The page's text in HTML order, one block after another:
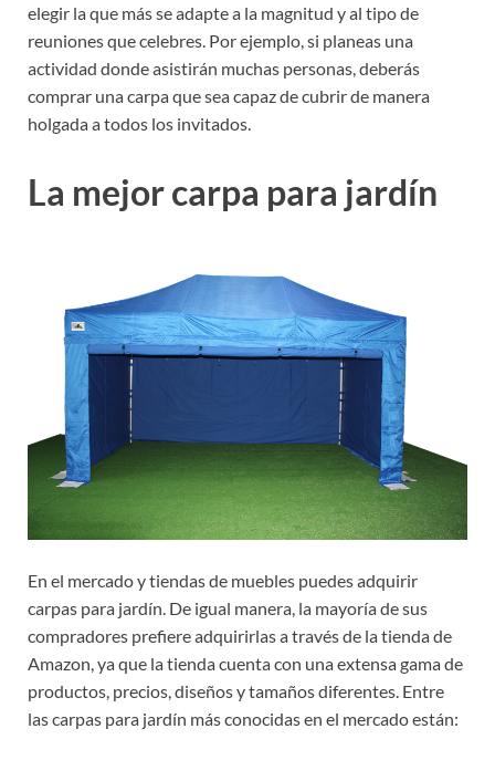
elegir la que más se adapte a la magnitud y al tipo de
reuniones que celebres. Por ejemplo, si planeas una
actividad donde asistirán muchas personas, deberás
comprar una carpa que sea capaz de cubrir de manera
holgada a todos los invitados.
La mejor carpa para jardín
En el mercado y tiendas de muebles puedes adquirir
carpas para jardín. De igual manera, la mayoría de sus
compradores prefiere adquirirlas a través de la tienda de
Amazon, ya que la tienda cuenta con una extensa gama de
productos, precios, diseños y tamaños diferentes. Entre
las carpas para jardín más conocidas en el mercado están: